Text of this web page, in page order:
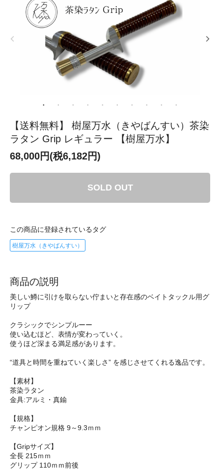
【送料無料】 樹屋万水（きやばんすい）茶染
ラタン Grip レギュラー 【樹屋万水】
68,000円(税6,182円)
SOLD OUT
この商品に登録されているタグ
樹屋万水（きやばんすい）
商品の説明
美しい鱒に引けを取らない佇まいと存在感のベイトタックル用グ
リップ
クラシックでシンプルーー
使い込むほど、表情が変わっていく。
使うほど深まる満足感があります。
“道具と時間を重ねていく楽しさ” を感じさせてくれる逸品です。
【素材】
茶染ラタン
金具:アルミ・真鍮
【規格】
チャンピオン規格 9～9.3ｍｍ
【Gripサイズ】
全長 215ｍｍ
グリップ 110ｍｍ前後